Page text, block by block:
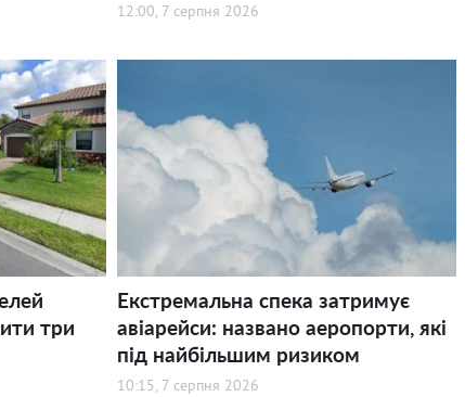
12:00, 7 серпня 2026
три
Екстремальна спека затримує
авіарейси: названо аеропорти, які
під найбільшим ризиком
10:15, 7 серпня 2026